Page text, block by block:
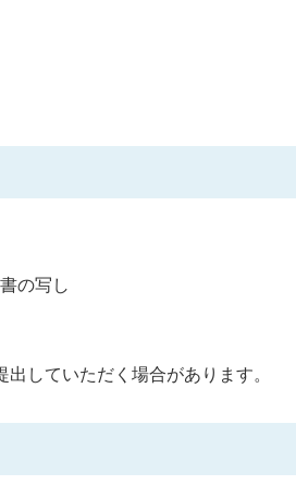
の写し
していただく場合があります。